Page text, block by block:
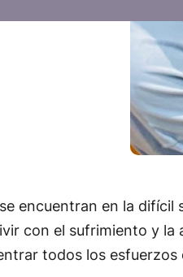
encuentran en la
con el sufrimiento y la
todos los esfuerzos